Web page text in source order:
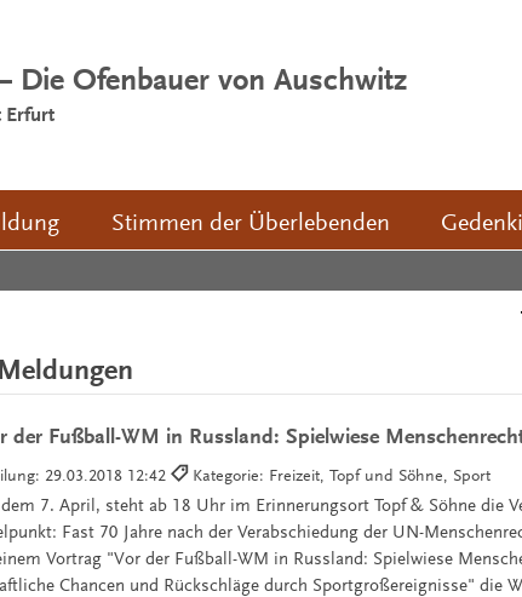
Die Ofenbauer von Auschwitz
Erfurt
Stimmen der Überlebenden
der Fußball-WM in Russland: Spielwiese
29.03.2018 12:42 Kategorie: Freizeit, Topf und Söhne, Sport
7. April, steht ab 18 Uhr im Erinnerungsort Topf & Söhne die
Fast 70 Jahre nach der Verabschiedung der UN-
Vortrag "Vor der Fußball-WM in Russland: Spielwiese
Chancen und Rückschläge durch Sportgroßereignisse" die